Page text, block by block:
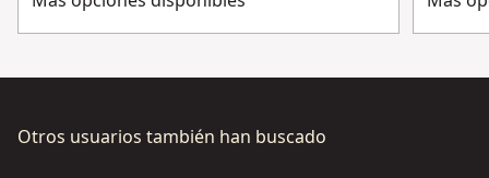
Ver más
Otros usuarios también han buscado